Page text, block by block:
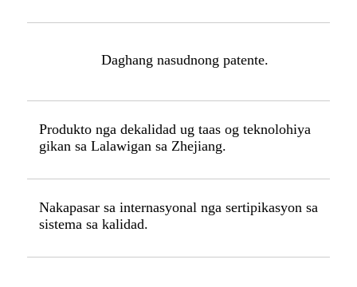
Daghang nasudnong patente.
Produkto nga dekalidad ug taas og teknolohiya
gikan sa Lalawigan sa Zhejiang.
Nakapasar sa internasyonal nga sertipikasyon sa
sistema sa kalidad.